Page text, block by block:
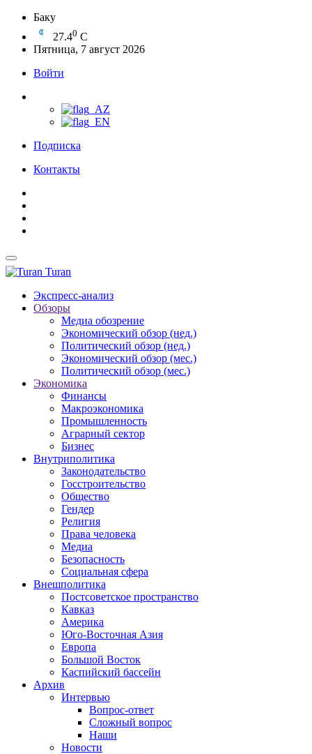
Баку
27.40 C
Пятница, 7 август 2026
Войти
Подписка
Контакты
Turan
Экспресс-анализ
Обзоры
Медиа обозрение
Экономический обзор (нед.)
Политический обзор (нед.)
Экономический обзор (мес.)
Политический обзор (мес.)
Экономика
Финансы
Макроэкономика
Промышленность
Аграрный сектор
Бизнес
Внутриполитика
Законодательство
Госстроительство
Общество
Гендер
Религия
Права человека
Медиа
Безопасность
Социальная сфера
Внешполитика
Постсоветское пространство
Кавказ
Америка
Юго-Восточная Азия
Европа
Большой Восток
Каспийский бассейн
Архив
Интервью
Вопрос-ответ
Сложный вопрос
Наши
Новости